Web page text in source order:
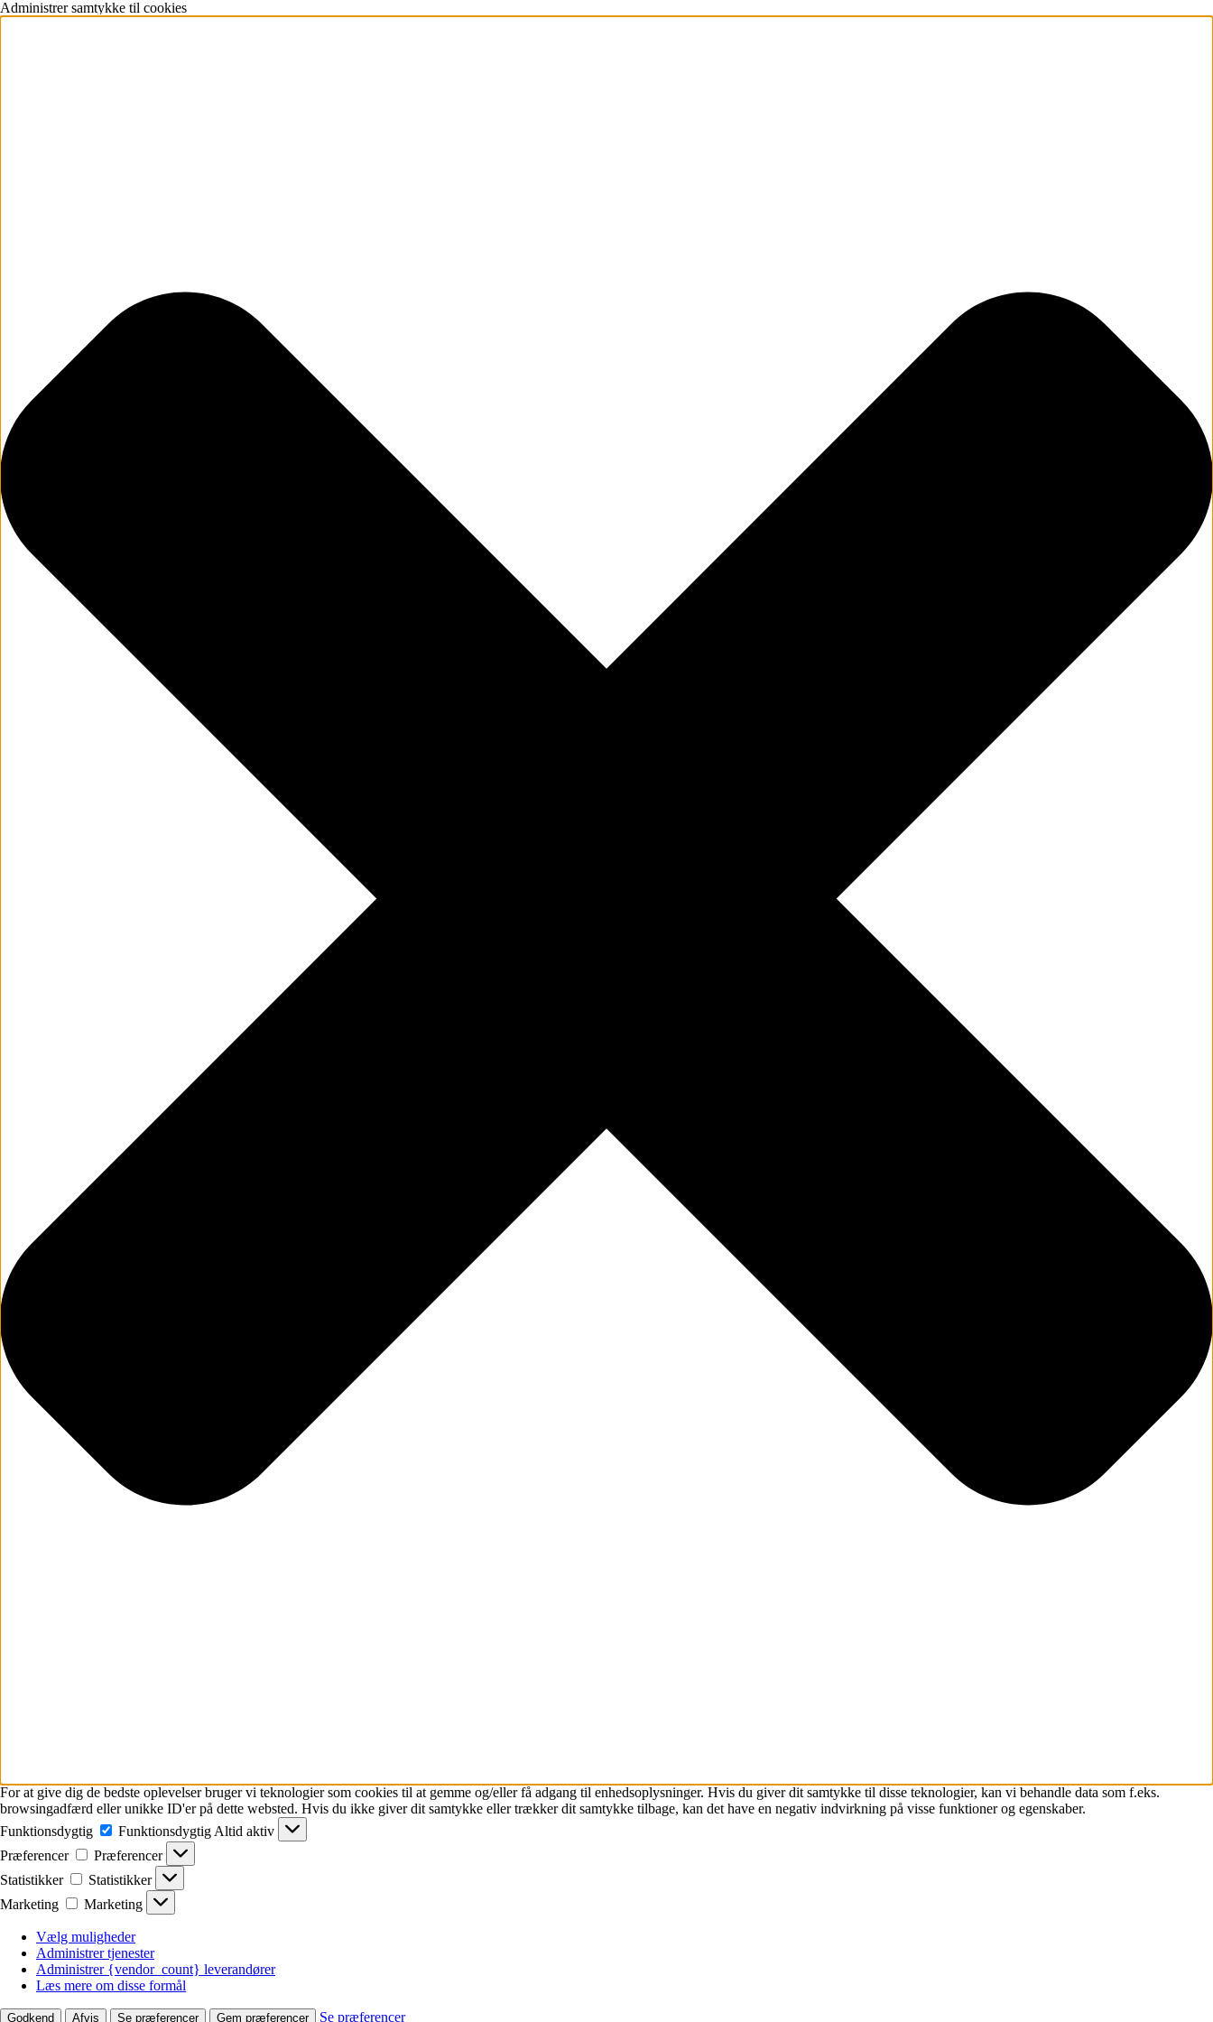
Administrer samtykke til cookies
For at give dig de bedste oplevelser bruger vi teknologier som cookies til at gemme og/eller få adgang til enhedsoplysninger. Hvis du giver dit samtykke til disse teknologier, kan vi behandle data som f.eks.
browsingadfærd eller unikke ID'er på dette websted. Hvis du ikke giver dit samtykke eller trækker dit samtykke tilbage, kan det have en negativ indvirkning på visse funktioner og egenskaber.
Funktionsdygtig
Funktionsdygtig Altid aktiv
Præferencer
Præferencer
Statistikker
Statistikker
Marketing
Marketing
Vælg muligheder
Administrer tjenester
Administrer {vendor_count} leverandører
Læs mere om disse formål
Godkend Afvis Se præferencer Gem præferencer Se præferencer